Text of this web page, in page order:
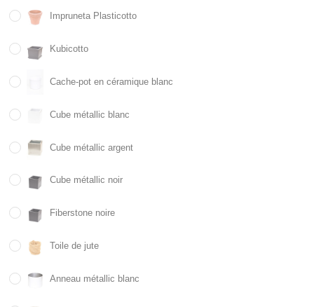
Impruneta Plasticotto
Kubicotto
Cache-pot en céramique blanc
Cube métallic blanc
Cube métallic argent
Cube métallic noir
Fiberstone noire
Toile de jute
Anneau métallic blanc